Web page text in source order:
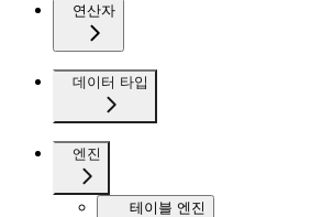
연산자
데이터 타입
엔진
테이블 엔진